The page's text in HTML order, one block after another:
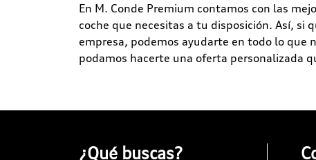
En M. Conde Premium contamos con las
coche que necesitas a tu disposición. Así, si
empresa, podemos ayudarte en todo lo que
podamos hacerte una oferta personalizada
¿Qué buscas?